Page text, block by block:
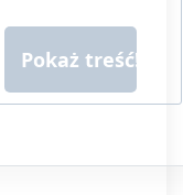
lub/ i reklamowych
za pośrednictwem
telefonicznej.